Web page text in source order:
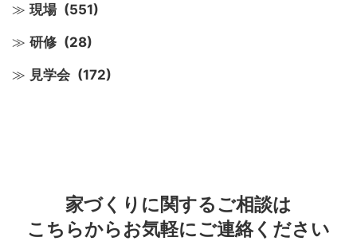
現場 (551)
研修 (28)
見学会 (172)
家づくりに関するご相談は
こちらからお気軽にご連絡ください